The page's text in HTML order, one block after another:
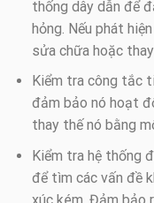
thống dây dẫn để
hỏng. Nếu phát
sửa chữa hoặc
Kiểm tra công tắc
đảm bảo nó hoạt
thay thế nó bằng
Kiểm tra hệ thống
để tìm các vấn đề